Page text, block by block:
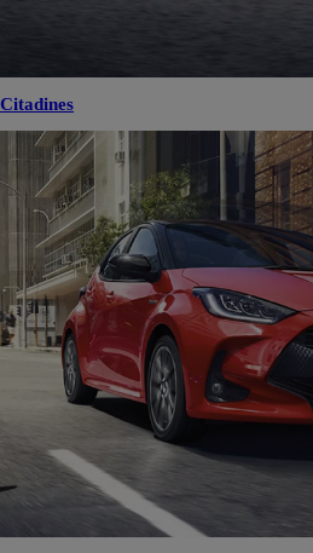
Citadines